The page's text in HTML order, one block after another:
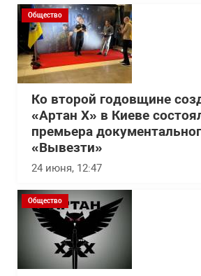
Общество
Ко второй годовщине
«Артан Х» в Киеве
премьера
«Вывезти»
24 июня, 12:47
Общество